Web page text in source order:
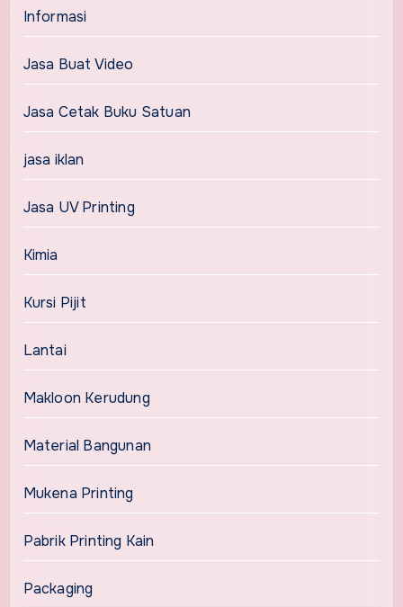
Informasi
Jasa Buat Video
Jasa Cetak Buku Satuan
jasa iklan
Jasa UV Printing
Kimia
Kursi Pijit
Lantai
Makloon Kerudung
Material Bangunan
Mukena Printing
Pabrik Printing Kain
Packaging